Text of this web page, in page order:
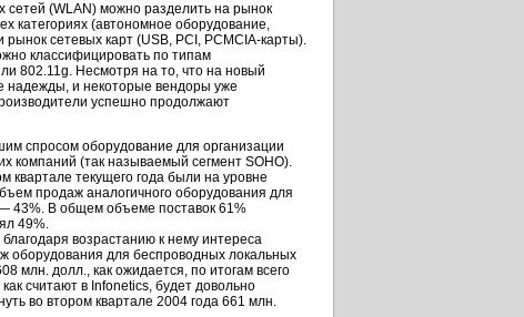
сетей (WLAN) можно разделить на рынок
категориях (автономное оборудование,
сетевых карт (USB, PCI, PCMCIA-карты).
классифицировать по типам
802.11g. Несмотря на то, что на новый
надежды, и некоторые вендоры уже
успешно продолжают
спросом оборудование для организации
компаний (так называемый сегмент SOHO).
квартале текущего года были на уровне
продаж аналогичного оборудования для
43%. В общем объеме поставок 61%
49%.
возрастанию к нему интереса
оборудования для беспроводных локальных
млн. долл., как ожидается, по итогам всего
считают в Infonetics, будет довольно
во втором квартале 2004 года 661 млн.